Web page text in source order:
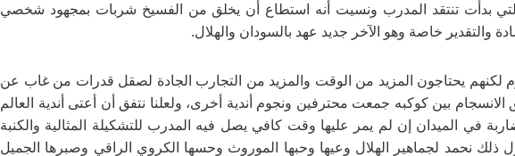
بدأت تنتقد المدرب ونسيت أنه استطاع أن يخلق من الفسيخ شربات بمجهود شخصي
والتقدير خاصة وهو الآخر جديد عهد بالسودان والهلال.
لكنهم يحتاجون المزيد من الوقت والمزيد من التجارب الجادة لصقل قدرات من غاب عن
الانسجام بين كوكبه جمعت محترفين ونجوم أندية أخرى، ولعلنا نتفق أن أعتى أندية العالم
في الميدان إن لم يمر عليها وقت كافي يصل فيه المدرب للتشكيلة المثالية والكنبة
ذلك نحمد لجماهير الهلال وعيها وحبها الموروث وحسها الكروي الراقي وصبرها الجميل